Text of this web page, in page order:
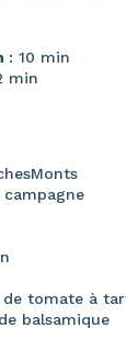
: 10 min
min
tomate à
balsamique